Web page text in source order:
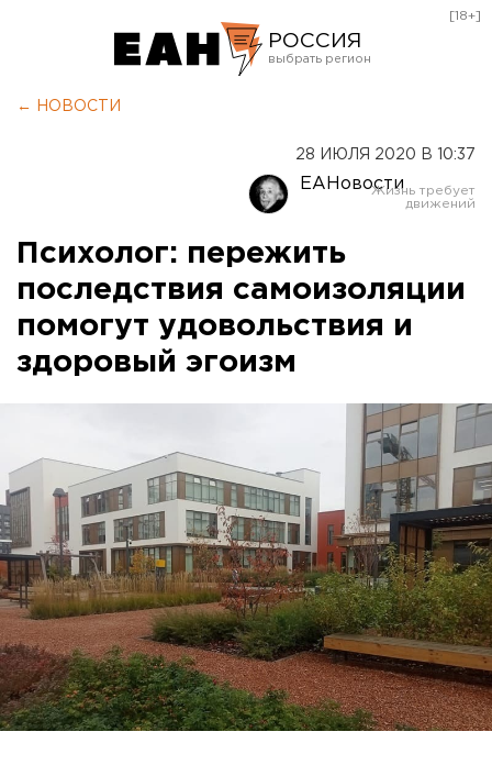
РОССИЯ
Оренбург
[18+]
← НОВОСТИ
28 ИЮЛЯ 2020 В 10:37
ЕАНовости
Психолог: пережить
последствия самоизоляции
помогут удовольствия и
здоровый эгоизм